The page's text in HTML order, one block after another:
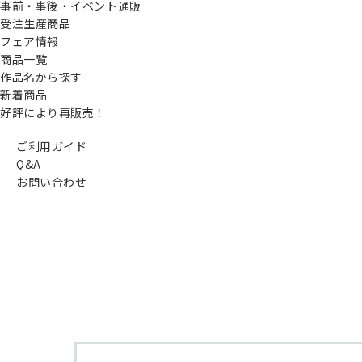
事前・事後・イベント通販
受注生産商品
フェア情報
商品一覧
作品名から探す
新着商品
好評により再販売！
ご利用ガイド
Q&A
お問い合わせ